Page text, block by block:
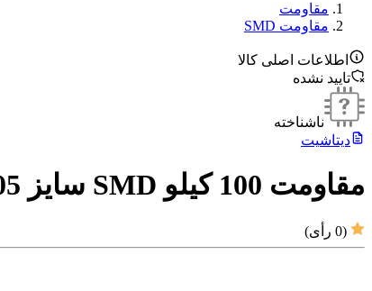
مقاومت‌
مقاومت SMD
اطلاعات اصلی کالا
تایید نشده
ناشناخته
دیتاشیت
مقاومت 100 کیلو SMD سایز 0805
(
0 رأی)